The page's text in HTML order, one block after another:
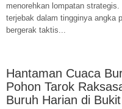
menorehkan lompatan
terjebak dalam tingginya angka
bergerak taktis...
Hantaman Cuaca
Pohon Tarok
Buruh Harian di